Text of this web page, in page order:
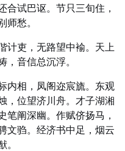
合试巴讴。节只三旬住，
愁。
计吏，无路望中褕。天上
音信总沉浮。
内相，凤阁迩宸旒。东观
，位望济川舟。才子湖湘
笔阐深幽。作赋侪扬马，
文驺。经济书中足，烟云